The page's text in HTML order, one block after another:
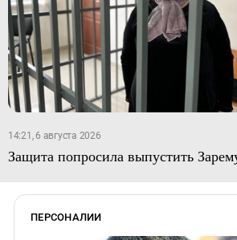
14:21, 6 августа 2026
Защита попросила выпустить
ПЕРСОНАЛИИ